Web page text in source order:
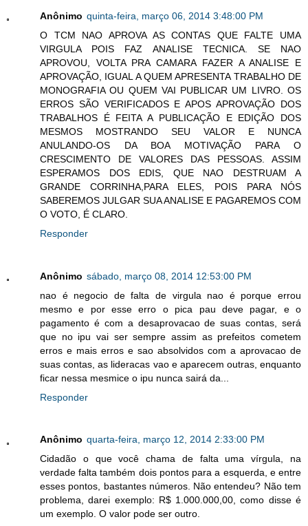
Anônimo quinta-feira, março 06, 2014 3:48:00 PM
O TCM NAO APROVA AS CONTAS QUE FALTE UMA
VIRGULA POIS FAZ ANALISE TECNICA. SE NAO
APROVOU, VOLTA PRA CAMARA FAZER A ANALISE E
APROVAÇÃO, IGUAL A QUEM APRESENTA TRABALHO DE
MONOGRAFIA OU QUEM VAI PUBLICAR UM LIVRO. OS
ERROS SÃO VERIFICADOS E APOS APROVAÇÃO DOS
TRABALHOS É FEITA A PUBLICAÇÃO E EDIÇÃO DOS
MESMOS MOSTRANDO SEU VALOR E NUNCA
ANULANDO-OS DA BOA MOTIVAÇÃO PARA O
CRESCIMENTO DE VALORES DAS PESSOAS. ASSIM
ESPERAMOS DOS EDIS, QUE NAO DESTRUAM A
GRANDE CORRINHA,PARA ELES, POIS PARA NÓS
SABEREMOS JULGAR SUA ANALISE E PAGAREMOS COM
O VOTO, É CLARO.
Responder
Anônimo sábado, março 08, 2014 12:53:00 PM
nao é negocio de falta de virgula nao é porque errou
mesmo e por esse erro o pica pau deve pagar, e o
pagamento é com a desaprovacao de suas contas, será
que no ipu vai ser sempre assim as prefeitos cometem
erros e mais erros e sao absolvidos com a aprovacao de
suas contas, as lideracas vao e aparecem outras, enquanto
ficar nessa mesmice o ipu nunca sairá da...
Responder
Anônimo quarta-feira, março 12, 2014 2:33:00 PM
Cidadão o que você chama de falta uma vírgula, na
verdade falta também dois pontos para a esquerda, e entre
esses pontos, bastantes números. Não entendeu? Não tem
problema, darei exemplo: R$ 1.000.000,00, como disse é
um exemplo. O valor pode ser outro.